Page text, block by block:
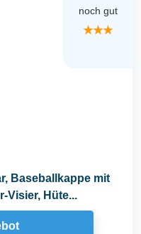
noch gut
★★★
Baseballkappe mit
Visier, Hüte...